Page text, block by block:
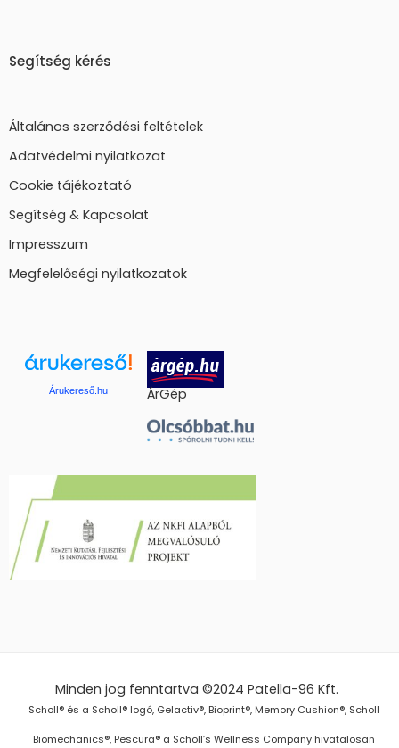
Segítség kérés
Általános szerződési feltételek
Adatvédelmi nyilatkozat
Cookie tájékoztató
Segítség & Kapcsolat
Impresszum
Megfelelőségi nyilatkozatok
Árukereső.hu ÁrGép
Minden jog fenntartva ©2024Patella-96 Kft.
Scholl® és a Scholl® logó, Gelactiv®, Bioprint®, Memory Cushion®, Scholl
Biomechanics®, Pescura® a Scholl’s Wellness Company hivatalosan